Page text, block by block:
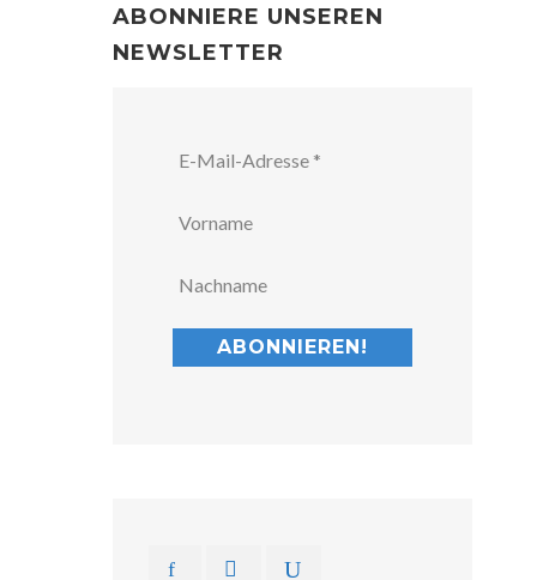
ABONNIERE UNSEREN
NEWSLETTER